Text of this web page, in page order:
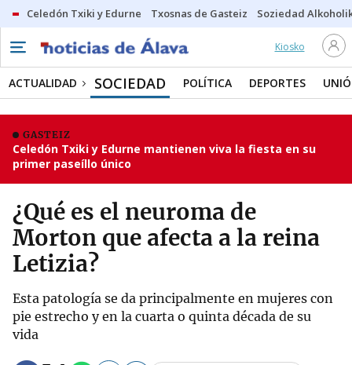
Celedón Txiki y Edurne Txosnas de Gasteiz Soziedad
Kiosko
ACTUALIDAD SOCIEDAD POLÍTICA DEPORTES
GASTEIZ
Celedón Txiki y Edurne mantienen viva la fiesta en su
primer paseíllo único
¿Qué es el neuroma de
Morton que afecta a la reina
Letizia?
Esta patología se da principalmente en mujeres con
pie estrecho y en la cuarta o quinta década de su
vida